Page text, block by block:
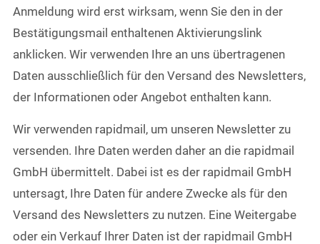
Anmeldung wird erst wirksam, wenn Sie den in der
Bestätigungsmail enthaltenen Aktivierungslink
anklicken. Wir verwenden Ihre an uns übertragenen
Daten ausschließlich für den Versand des Newsletters,
der Informationen oder Angebot enthalten kann.
Wir verwenden rapidmail, um unseren Newsletter zu
versenden. Ihre Daten werden daher an die rapidmail
GmbH übermittelt. Dabei ist es der rapidmail GmbH
untersagt, Ihre Daten für andere Zwecke als für den
Versand des Newsletters zu nutzen. Eine Weitergabe
oder ein Verkauf Ihrer Daten ist der rapidmail GmbH